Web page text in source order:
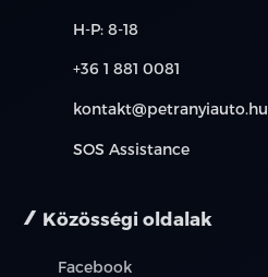
H-P: 8-18
+36 1 881 0081
kontakt@petranyiauto.hu
SOS Assistance
Közösségi oldalak
Facebook